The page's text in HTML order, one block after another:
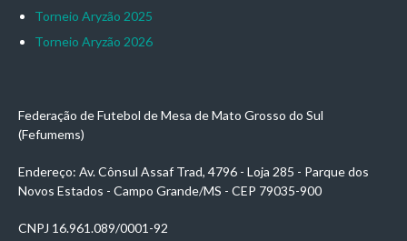
Torneio Aryzão 2025
Torneio Aryzão 2026
Federação de Futebol de Mesa de Mato Grosso do Sul
(Fefumems)
Endereço: Av. Cônsul Assaf Trad, 4796 - Loja 285 - Parque dos
Novos Estados - Campo Grande/MS - CEP 79035-900
CNPJ 16.961.089/0001-92